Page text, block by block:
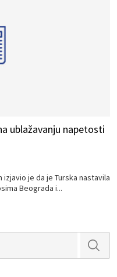
ublažavanju napetosti
je da je Turska nastavila
Beograda i...